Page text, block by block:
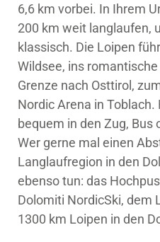
6,6 km vorbei. In Ihrem
200 km weit langlaufen,
klassisch. Die Loipen
Wildsee, ins
Grenze nach Osttirol,
Nordic Arena in Toblach.
bequem in den Zug, Bus
Wer gerne mal einen
Langlaufregion in den
ebenso tun: das
Dolomiti NordicSki, dem
1300 km Loipen in den